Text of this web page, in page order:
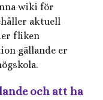
wiki för
aktuell
fliken
gällande er
och att ha